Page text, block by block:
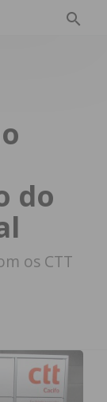
do
os CTT